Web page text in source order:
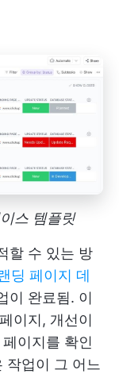
스 템플릿
할 수 있는 방
딩 페이지 데
이 완료됨. 이
이지, 개선이
이지를 확인
작업이 그 어느